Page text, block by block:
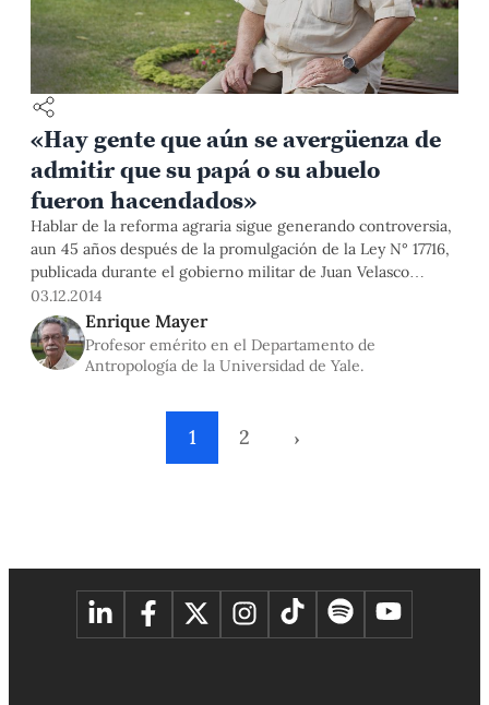
«Hay gente que aún se avergüenza de
admitir que su papá o su abuelo
fueron hacendados»
Hablar de la reforma agraria sigue generando controversia,
aun 45 años después de la promulgación de la Ley N° 17716,
publicada durante el gobierno militar de Juan Velasco
Alvarado. ¿Quién ganó y quién perdió en este proceso?
¿Cuál es el impacto que dejó la reforma agraria en nuestra
sociedad? Al respecto conversamos con el antropólogo y
economista peruano Enrique Mayer, quien radica en EE.UU.
especial del XII Coloquio de Estudiantes de Antropología,
organizado por la Especialidad de Antropología de la
03.12.2014
Enrique Mayer
Profesor emérito en el Departamento de
Antropología de la Universidad de Yale.
1 2 ›